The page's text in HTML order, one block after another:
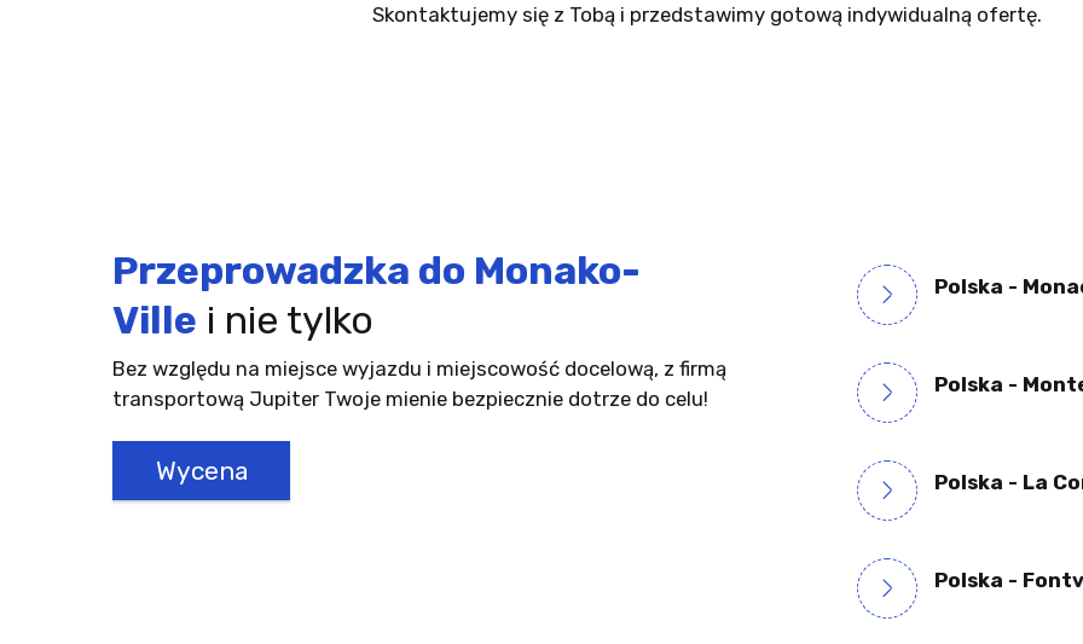
Skontaktujemy się z Tobą i przedstawimy gotową indywidualną ofertę.
Przeprowadzka do Monako-
Ville i nie tylko
Bez względu na miejsce wyjazdu i miejscowość docelową, z firmą
transportową Jupiter Twoje mienie bezpiecznie dotrze do celu!
Wycena
Polska -
Polska -
Polska - La
Polska -